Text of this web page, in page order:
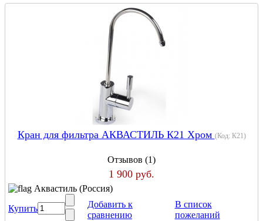
Кран для фильтра АКВАСТИЛЬ К21 Хром (Код: К21)
Отзывов (1)
1 900 руб.
Аквастиль (Россия)
Купить
Добавить к
сравнению
В список
пожеланий